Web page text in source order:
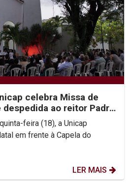
celebra Missa de
ao reitor Padre
feira (18), a Unicap
em frente à Capela do
LER MAIS